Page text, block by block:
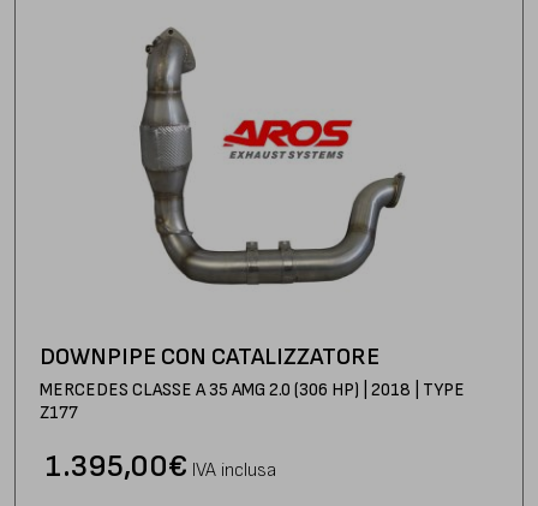
DOWNPIPE CON CATALIZZATORE
MERCEDES CLASSE A 35 AMG 2.0 (306 HP) | 2018 | TYPE
Z177
€
1.395,00 IVA inclusa